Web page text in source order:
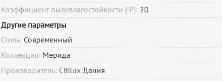
Коэффициент пылевлагостойкости (IP): 20
Другие параметры
Стиль: Современный
Коллекция: Мерида
Производитель: Citilux Дания